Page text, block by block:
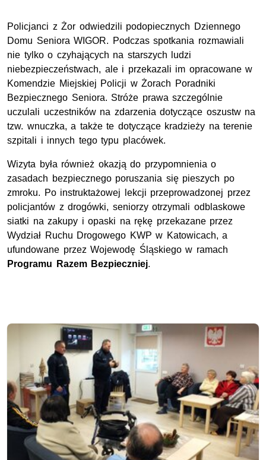
Policjanci z Żor odwiedzili podopiecznych Dziennego
Domu Seniora WIGOR. Podczas spotkania rozmawiali
nie tylko o czyhających na starszych ludzi
niebezpieczeństwach, ale i przekazali im opracowane w
Komendzie Miejskiej Policji w Żorach Poradniki
Bezpiecznego Seniora. Stróże prawa szczególnie
uczulali uczestników na zdarzenia dotyczące oszustw na
tzw. wnuczka, a także te dotyczące kradzieży na terenie
szpitali i innych tego typu placówek.
Wizyta była również okazją do przypomnienia o
zasadach bezpiecznego poruszania się pieszych po
zmroku. Po instruktażowej lekcji przeprowadzonej przez
policjantów z drogówki, seniorzy otrzymali odblaskowe
siatki na zakupy i opaski na rękę przekazane przez
Wydział Ruchu Drogowego KWP w Katowicach, a
ufundowane przez Wojewodę Śląskiego w ramach
Programu Razem Bezpieczniej.